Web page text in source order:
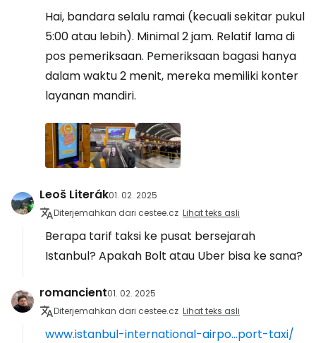
Hai, bandara selalu ramai (kecuali sekitar pukul
5:00 atau lebih). Minimal 2 jam. Relatif lama di
pos pemeriksaan. Pemeriksaan bagasi hanya
dalam waktu 2 menit, mereka memiliki konter
layanan mandiri.
Leoš Literák01. 02. 2025
Diterjemahkan dari cestee.cz Lihat teks asli
Berapa tarif taksi ke pusat bersejarah
Istanbul? Apakah Bolt atau Uber bisa ke sana?
romancient01. 02. 2025
Diterjemahkan dari cestee.cz Lihat teks asli
www.istanbul-international-airpo...port-taxi/